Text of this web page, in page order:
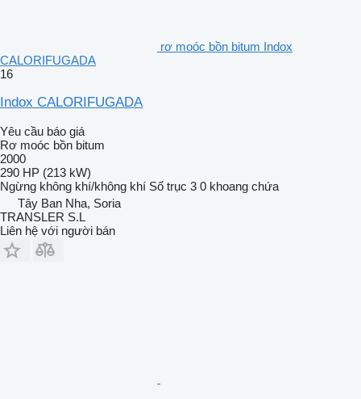
rơ moóc bồn bitum Indox
CALORIFUGADA
16
Indox CALORIFUGADA
Yêu cầu báo giá
Rơ moóc bồn bitum
2000
290 HP (213 kW)
Ngừng không khí/không khí Số trục 3 0 khoang chứa
Tây Ban Nha, Soria
TRANSLER S.L
Liên hệ với người bán